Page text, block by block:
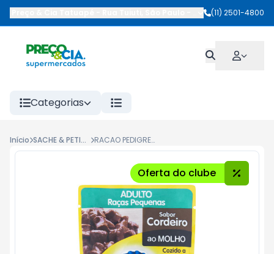
(11) 2501-4800
Categorias
Início SACHE & PETISCOS RACAO PEDIGREE SACHET 100G ADULTO CORDEIRO
Oferta do clube